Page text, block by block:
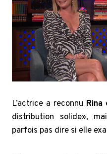
L’actrice a reconnu Rina
distribution solide»,
parfois pas dire si elle